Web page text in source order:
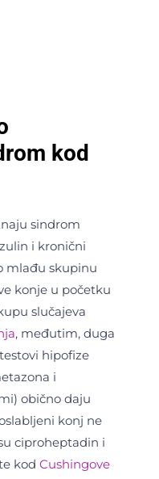
kod
sindrom
i kronični
mlađu skupinu
konje u početku
slučajeva
, međutim, duga
hipofize
i
obično daju
konj ne
ciproheptadin i
kod Cushingove